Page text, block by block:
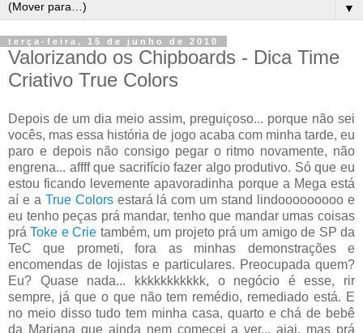
▼
terça-feira, 15 de junho de 2010
Valorizando os Chipboards - Dica Time
Criativo True Colors
Depois de um dia meio assim, preguiçoso... porque não sei
vocês, mas essa história de jogo acaba com minha tarde, eu
paro e depois não consigo pegar o ritmo novamente, não
engrena... affff que sacrifício fazer algo produtivo. Só que eu
estou ficando levemente apavoradinha porque a Mega está
aí e a True Colorsestará lá com um stand lindooooooooo e
eu tenho peças prá mandar, tenho que mandar umas coisas
práToke e Crie também, um projeto prá um amigo de SP da
TeC que prometi, fora as minhas demonstrações e
encomendas de lojistas e particulares. Preocupada quem?
Eu? Quase nada... kkkkkkkkkkk, o negócio é esse, rir
sempre, já que o que não tem remédio, remediado está. E
no meio disso tudo tem minha casa, quarto e chá de bebê
da Mariana que ainda nem comecei a ver... aiai, mas prá